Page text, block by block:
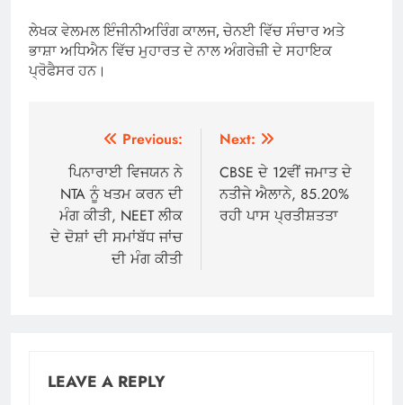
ਲੇਖਕ ਵੇਲਮਲ ਇੰਜੀਨੀਅਰਿੰਗ ਕਾਲਜ, ਚੇਨਈ ਵਿੱਚ ਸੰਚਾਰ ਅਤੇ
ਭਾਸ਼ਾ ਅਧਿਐਨ ਵਿੱਚ ਮੁਹਾਰਤ ਦੇ ਨਾਲ ਅੰਗਰੇਜ਼ੀ ਦੇ ਸਹਾਇਕ
ਪ੍ਰੋਫੈਸਰ ਹਨ।
navigation
Previous:
ਪਿਨਾਰਾਈ ਵਿਜਯਨ ਨੇ
NTA ਨੂੰ ਖਤਮ ਕਰਨ ਦੀ
ਮੰਗ ਕੀਤੀ, NEET ਲੀਕ
ਦੇ ਦੋਸ਼ਾਂ ਦੀ ਸਮਾਂਬੱਧ ਜਾਂਚ
ਦੀ ਮੰਗ ਕੀਤੀ
Next:
CBSE ਦੇ 12ਵੀਂ ਜਮਾਤ ਦੇ
ਨਤੀਜੇ ਐਲਾਨੇ, 85.20%
ਰਹੀ ਪਾਸ ਪ੍ਰਤੀਸ਼ਤਤਾ
LEAVE A REPLY